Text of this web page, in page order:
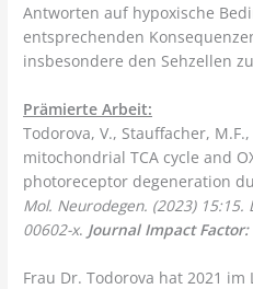
Antworten auf hypoxische
entsprechenden
insbesondere den Sehzellen
Prämierte Arbeit:
Todorova, V., Stauffacher, M.F.,
mitochondrial TCA cycle and
photoreceptor degeneration
Mol. Neurodegen. (2023) 15:15.
00602-x. Journal Impact Factor:
Frau Dr. Todorova hat 2021